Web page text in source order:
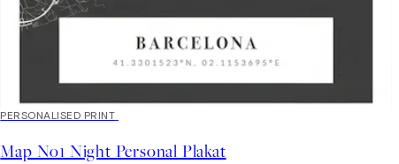
20%*
PERSONALISED PRINT
Map No1 Night Personal Plakat